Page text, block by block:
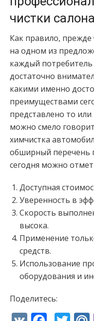
чистки салона
Как правило,
на одном из
каждый потребитель
достаточно
какими именно
преимуществами
представлено то
можно смело
химчистка
обширный перечень
сегодня можно
Доступная
Уверенность в
Скорость
высока.
Применение
средств.
Использование
оборудования и
Поделитесь: